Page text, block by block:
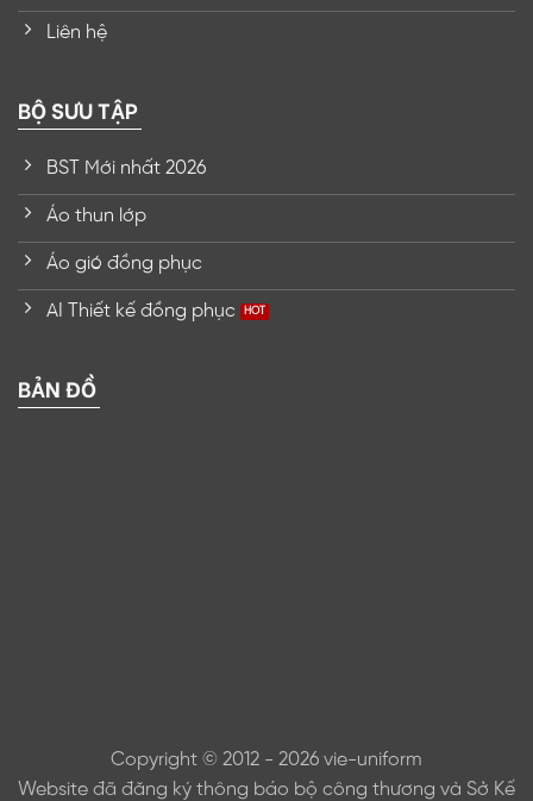
Liên hệ
BỘ SƯU TẬP
BST Mới nhất 2026
Áo thun lớp
Áo gió đồng phục
AI Thiết kế đồng phục
BẢN ĐỒ
Copyright © 2012 - 2026 vie-uniform
Website đã đăng ký thông báo bộ công thương và Sở Kế